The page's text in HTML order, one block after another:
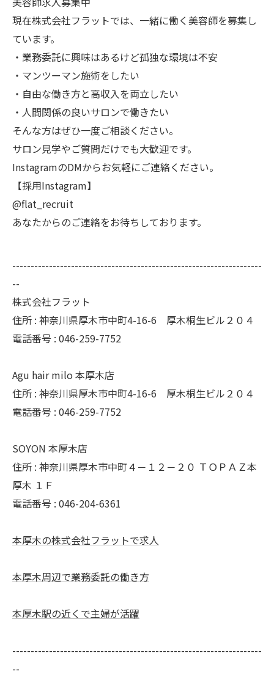
現在株式会社フラットでは、一緒に働く美容師を募集し
ています。
・業務委託に興味はあるけど孤独な環境は不安
・マンツーマン施術をしたい
・自由な働き方と高収入を両立したい
・人間関係の良いサロンで働きたい
そんな方はぜひ一度ご相談ください。
サロン見学やご質問だけでも大歓迎です。
InstagramのDMからお気軽にご連絡ください。
【採用Instagram】
@flat_recruit
あなたからのご連絡をお待ちしております。
--------------------------------------------------------------------
--
株式会社フラット
住所 : 神奈川県厚木市中町4-16-6 厚木桐生ビル２０４
電話番号 : 046-259-7752
Agu hair milo 本厚木店
住所 : 神奈川県厚木市中町4-16-6 厚木桐生ビル２０４
電話番号 : 046-259-7752
SOYON 本厚木店
住所 : 神奈川県厚木市中町４－１２－２０ ＴＯＰＡＺ本
厚木 １Ｆ
電話番号 : 046-204-6361
本厚木の株式会社フラットで求人
本厚木周辺で業務委託の働き方
本厚木駅の近くで主婦が活躍
--------------------------------------------------------------------
--